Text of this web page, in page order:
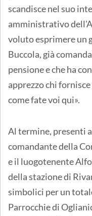
scandisce nel suo
amministrativo
voluto esprimere un
Buccola, già
pensione e che ha
apprezzo chi
come fate voi qui».
Al termine, presenti
comandante della
e il luogotenente
della stazione di
simbolici per un
Parrocchie di